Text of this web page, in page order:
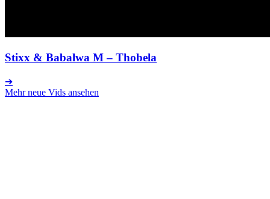
Stixx & Babalwa M– Thobela
➔
Mehr neue Vids ansehen